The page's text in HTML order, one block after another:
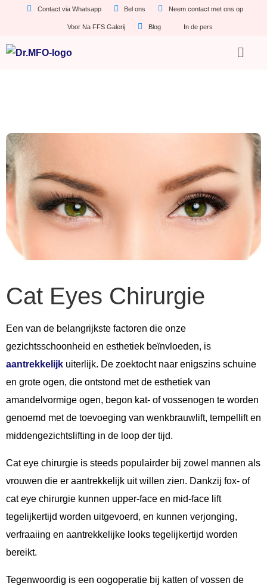
Contact via Whatsapp Bel ons Neem contact met ons op
Voor Na FFS Galerij Blog In de pers
Cat Eyes Chirurgie
Een van de belangrijkste factoren die onze
gezichtsschoonheid en esthetiek beïnvloeden, is
aantrekkelijk uiterlijk. De zoektocht naar enigszins schuine
en grote ogen, die ontstond met de esthetiek van
amandelvormige ogen, begon kat- of vossenogen te worden
genoemd met de toevoeging van wenkbrauwlift, tempellift en
middengezichtslifting in de loop der tijd.
Cat eye chirurgie is steeds populairder bij zowel mannen als
vrouwen die er aantrekkelijk uit willen zien. Dankzij fox- of
cat eye chirurgie kunnen upper-face en mid-face lift
tegelijkertijd worden uitgevoerd, en kunnen verjonging,
verfraaiing en aantrekkelijke looks tegelijkertijd worden
bereikt.
Tegenwoordig is een oogoperatie bij katten of vossen de